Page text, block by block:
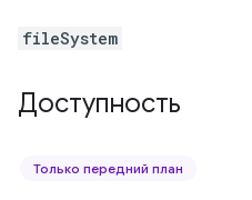
fileSystem
Доступность
Только передний план